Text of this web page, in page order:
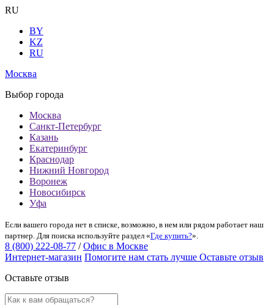
RU
BY
KZ
RU
Москва
Выбор города
Москва
Санкт-Петербург
Казань
Екатеринбург
Краснодар
Нижний Новгород
Воронеж
Новосибирск
Уфа
Если вашего города нет в списке, возможно, в нем или рядом работает наш
партнер. Для поиска используйте раздел «Где купить?».
8 (800) 222-08-77 / Офис в Москве
Интернет-магазин Помогите нам стать лучше Оставьте отзыв
Оставьте отзыв